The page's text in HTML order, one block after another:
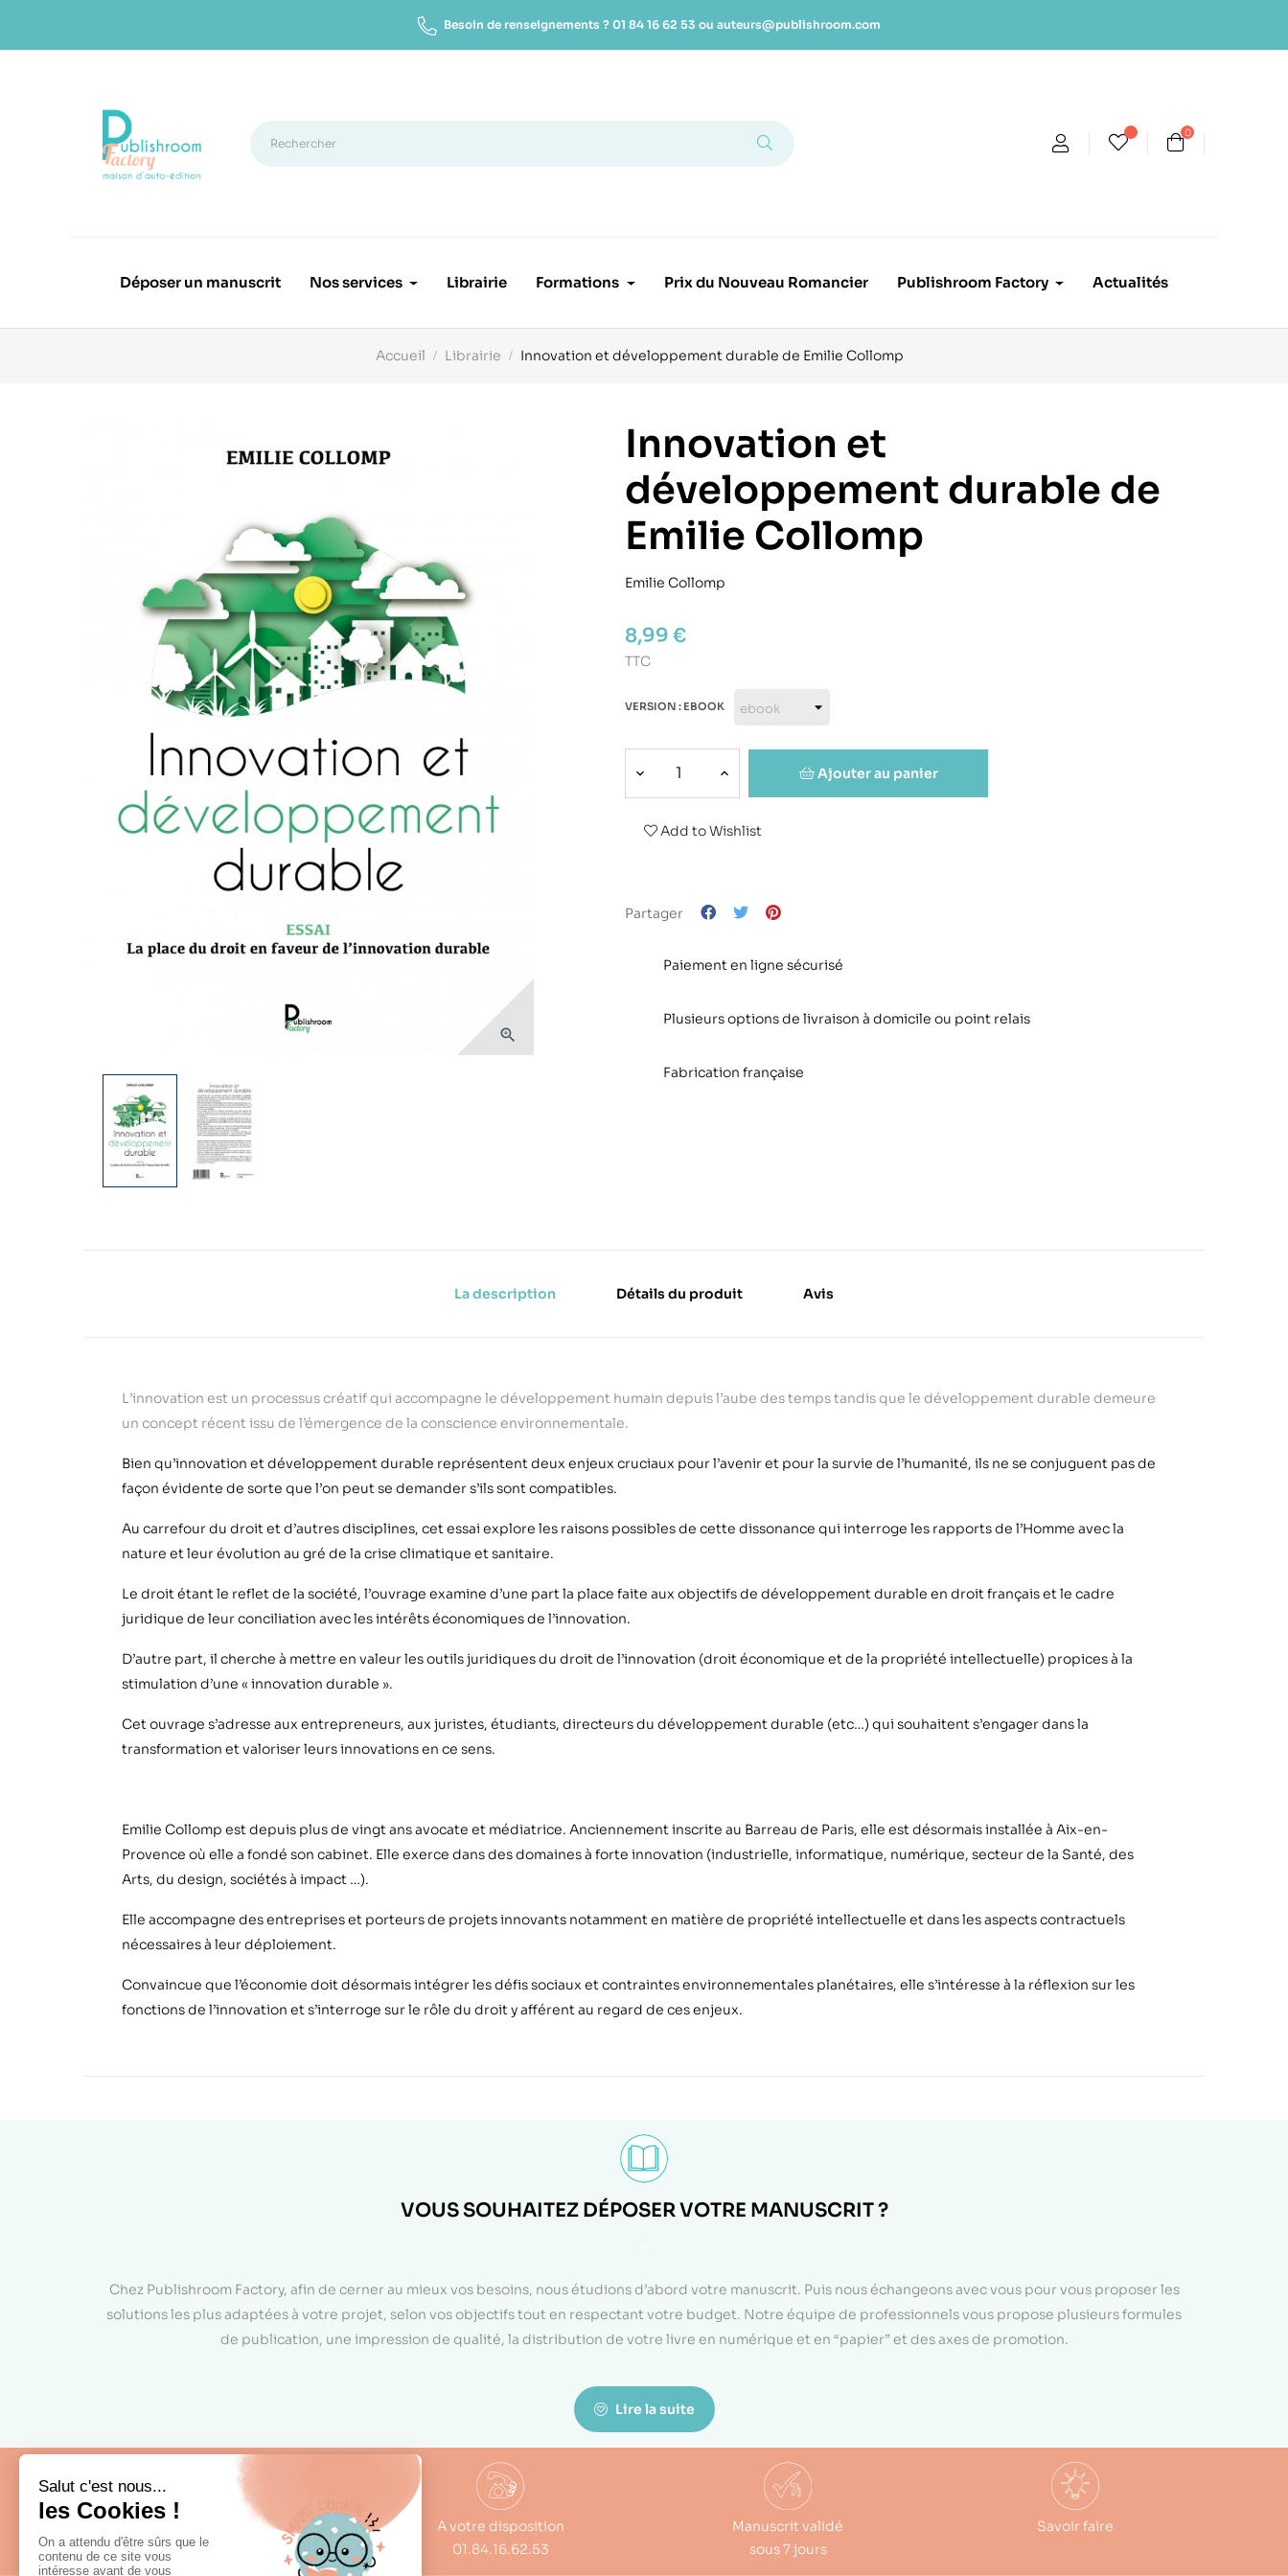
Besoin de renseignements ? 01 84 16 62 53 ou auteurs@publishroom.com
0
Déposer un manuscrit Nos services Librairie Formations Prix du Nouveau Romancier Publishroom Factory Actualités
Accueil Librairie Innovation et développement durable de Emilie Collomp

Innovation et
développement durable de
Emilie Collomp
Emilie Collomp
8,99 €
TTC
VERSION : EBOOK
Ajouter au panier
Add to Wishlist
Partager
Paiement en ligne sécurisé
Plusieurs options de livraison à domicile ou point relais
Fabrication française
La description Détails du produit Avis
L’innovation est un processus créatif qui accompagne le développement humain depuis l’aube des temps tandis que le développement durable demeure
un concept récent issu de l’émergence de la conscience environnementale.
Bien qu’innovation et développement durable représentent deux enjeux cruciaux pour l’avenir et pour la survie de l’humanité, ils ne se conjuguent pas de
façon évidente de sorte que l’on peut se demander s’ils sont compatibles.
Au carrefour du droit et d’autres disciplines, cet essai explore les raisons possibles de cette dissonance qui interroge les rapports de l’Homme avec la
nature et leur évolution au gré de la crise climatique et sanitaire.
Le droit étant le reflet de la société, l’ouvrage examine d’une part la place faite aux objectifs de développement durable en droit français et le cadre
juridique de leur conciliation avec les intérêtséconomiques de l’innovation.
D’autre part, il cherche à mettre en valeur les outils juridiques du droit de l’innovation (droit économique et de la propriété intellectuelle) propices à la
stimulation d’une « innovation durable ».
Cet ouvrage s’adresse aux entrepreneurs, aux juristes, étudiants, directeurs du développement durable (etc…) qui souhaitent s’engager dans la
transformation et valoriser leurs innovations en ce sens.
Emilie Collomp est depuis plus de vingt ans avocate et médiatrice. Anciennement inscrite au Barreau de Paris, elle est désormais installée à Aix-en-
Provence où elle a fondé son cabinet. Elle exerce dans des domaines à forte innovation (industrielle, informatique, numérique, secteur de la Santé, des
Arts, du design, sociétés à impact …).
Elle accompagne des entreprises et porteurs de projets innovants notamment en matière de propriété intellectuelle et dans les aspects contractuels
nécessaires à leur déploiement.
Convaincue que l’économie doit désormais intégrer les défis sociaux et contraintes environnementales planétaires, elle s’intéresse à la réflexion sur les
fonctions de l’innovation et s’interroge sur le rôle du droit y afférent au regard de ces enjeux.
VOUS SOUHAITEZ DÉPOSER VOTRE MANUSCRIT ?
Chez Publishroom Factory, afin de cerner au mieux vos besoins, nous étudions d’abord votre manuscrit. Puis nous échangeons avec vous pour vous proposer les
solutions les plus adaptées à votre projet, selon vos objectifs tout en respectant votre budget. Notre équipe de professionnels vous propose plusieurs formules
de publication, une impression de qualité, la distribution de votre livre en numérique et en “papier” et des axes de promotion.
Lire la suite
Fabrication française
A votre disposition
01.84.16.62.53
Manuscrit validé
sous 7 jours
Savoir faire